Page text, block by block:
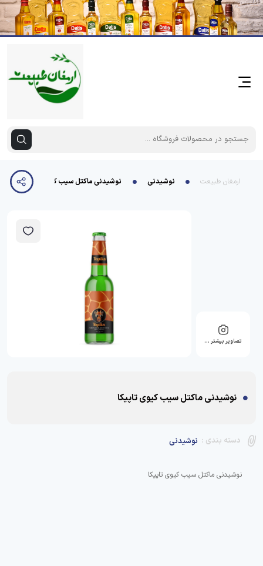
ارمغان طبیعت نوشیدنی نوشیدنی ماکتل سیب کیوی تاپیکا
تصاویر بیشتر …
نوشیدنی ماکتل سیب کیوی تاپیکا
دسته بندی : نوشیدنی
نوشیدنی ماکتل سیب کیوی تاپیکا